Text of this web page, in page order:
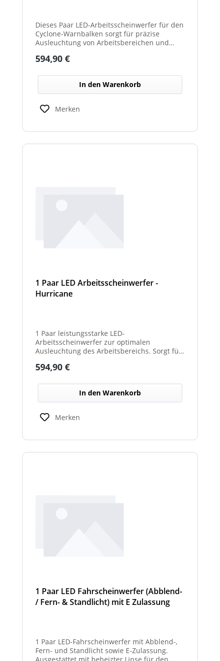
Dieses Paar LED-Arbeitsscheinwerfer für den
Cyclone-Warnbalken sorgt für präzise
Ausleuchtung von Arbeitsbereichen und
schlechten Lichtverhältnissen.
Regulärer Preis:
594,90 €
In den Warenkorb
Merken
1 Paar LED Arbeitsscheinwerfer -
Hurricane
1 Paar leistungsstarke LED-
Arbeitsscheinwerfer zur optimalen
Ausleuchtung des Arbeitsbereichs. Sorgt für
Sicht bei Dunkelheit oder schlechten
Einsatz an Arbeits-, Kommunal- und
Sonderfahrzeugen. Balkenbreiten mit
Scheinwerfermodulen können geringfügig
von den angegebenen Standardbreiten
abweichen. Modelle mit nur 2
auch ein weißes Mittelteil (beleuchtet oder
Regulärer Preis:
594,90 €
In den Warenkorb
Merken
1 Paar LED Fahrscheinwerfer (Abblend-
/ Fern- & Standlicht) mit E Zulassung
1 Paar LED-Fahrscheinwerfer mit Abblend-,
Fern- und Standlicht sowie E-Zulassung.